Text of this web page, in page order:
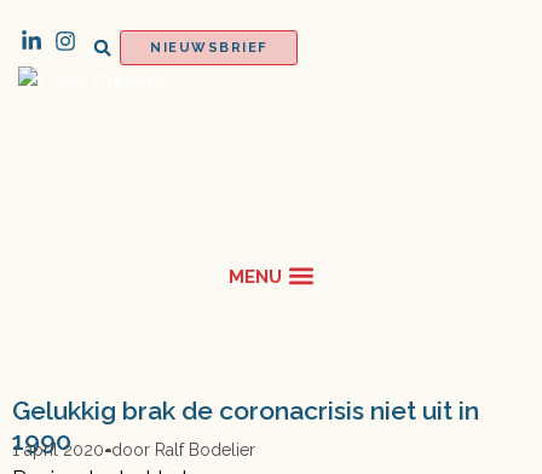
NIEUWSBRIEF
Gelukkig brak de coronacrisis niet uit in
1990
1 april 2020 door Ralf Bodelier